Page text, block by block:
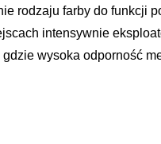
rodzaju farby do funkcji
intensywnie
wysoka odporność